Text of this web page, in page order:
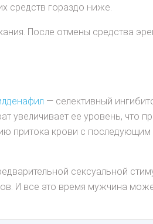
средств гораздо ниже.
После отмены средства
— селективный
увеличивает ее уровень, что
притока крови с последующим
сексуальной
И все это время мужчина